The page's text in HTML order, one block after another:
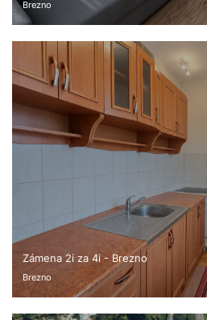
Brezno
Zámena 2i za 4i - Brezno
Brezno